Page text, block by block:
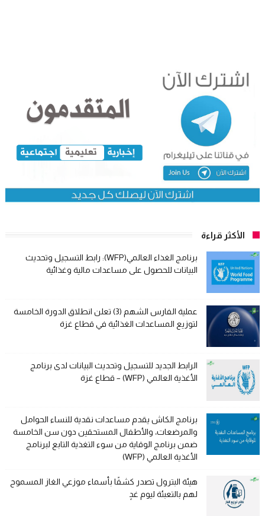
الأكثر قراءة
برنامج الغذاء العالمي(WFP): رابط التسجيل وتحديث
البيانات للحصول على مساعدات مالية وغذائية
عملية الفارس الشهم (3) تعلن انطلاق الدورة الخامسة
لتوزيع المساعدات الغذائية في قطاع غزة
الرابط الجديد للتسجيل وتحديث البيانات لدى برنامج
الأغذية العالمي (WFP) – قطاع غزة
برنامج الكاش يقدم مساعدات نقدية للنساء الحوامل
والمرضعات، والأطفال المستحقين دون سن الخامسة
ضمن برنامج الوقاية من سوء التغذية التابع لبرنامج
الأغذية العالمي (WFP)
هيئة البترول تصدر كشفًا بأسماء موزعي الغاز المسموح
لهم بالتعبئة ليوم غدٍ